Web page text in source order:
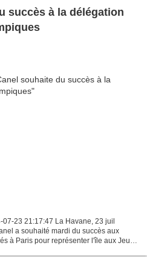
succès à la délégation
23 21:17:47 La Havane, 23 juil
a souhaité mardi du succès aux
à Paris pour représenter l'île aux Jeux